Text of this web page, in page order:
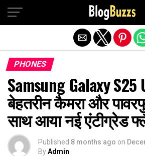
PHONES
Samsung Galaxy S25
बेहतरीन कैमरा और
साथ आया नई एंटीग्रेड
Published 8 months ago on
ByAdmin
Exit mobile version